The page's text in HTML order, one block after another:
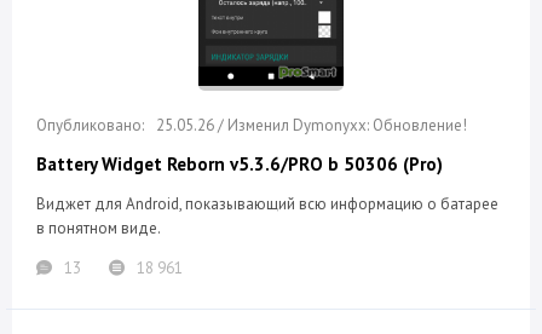
25.05.26 / Изменил Dymonyxx: Обновление!
Battery Widget Reborn v5.3.6/PRO b 50306 (Pro)
Виджет для Android, показывающий всю информацию о батарее
в понятном виде.
13
18 961